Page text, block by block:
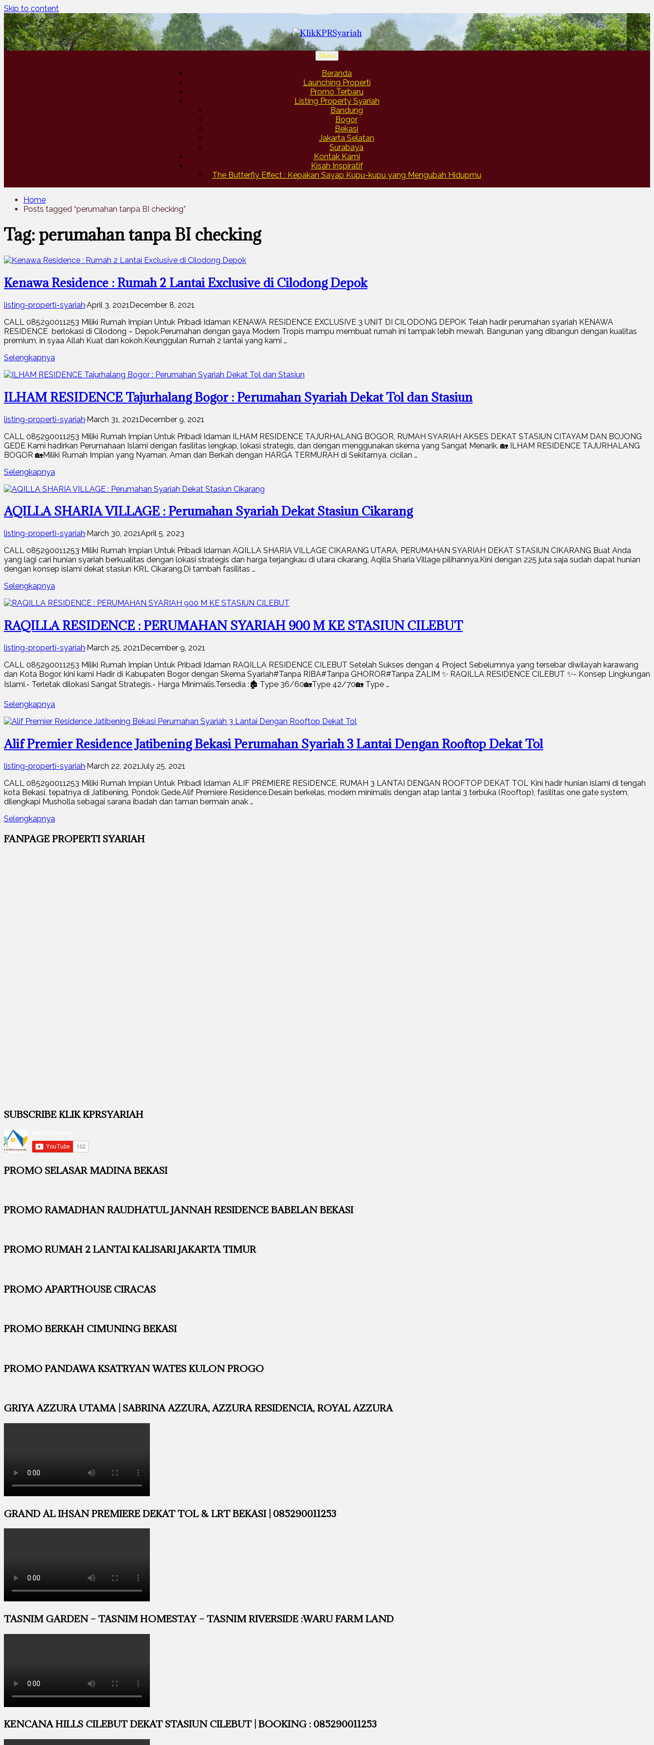
Skip to content
Menu
Beranda
Launching Properti
Promo Terbaru
Listing Property Syariah
Bandung
Bogor
Bekasi
Jakarta Selatan
Surabaya
Kontak Kami
Kisah Inspiratif
The Butterfly Effect : Kepakan Sayap Kupu-kupu yang Mengubah Hidupmu
Home
Posts tagged “perumahan tanpa BI checking”
Tag: perumahan tanpa BI checking
Kenawa Residence : Rumah 2 Lantai Exclusive di Cilodong Depok
listing-properti-syariah·April 3, 2021 December 8, 2021
CALL 085290011253 Miliki Rumah Impian Untuk Pribadi Idaman KENAWA RESIDENCE EXCLUSIVE 3 UNIT DI CILODONG DEPOK Telah hadir perumahan syariah KENAWA
RESIDENCE berlokasi di Cilodong – Depok.Perumahan dengan gaya Modern Tropis mampu membuat rumah ini tampak lebih mewah. Bangunan yang dibangun dengan kualitas
premium, in syaa Allah Kuat dan kokoh.Keunggulan Rumah 2 lantai yang kami …
Selengkapnya
ILHAM RESIDENCE Tajurhalang Bogor : Perumahan Syariah Dekat Tol dan Stasiun
listing-properti-syariah·March 31, 2021 December 9, 2021
CALL 085290011253 Miliki Rumah Impian Untuk Pribadi Idaman ILHAM RESIDENCE TAJURHALANG BOGOR, RUMAH SYARIAH AKSES DEKAT STASIUN CITAYAM DAN BOJONG
GEDE Kami hadirkan Perumahaan Islami dengan fasilitas lengkap, lokasi strategis, dan dengan menggunakan skema yang Sangat Menarik. 🏡 ILHAM RESIDENCE TAJURHALANG
BOGOR 🏡Miliki Rumah Impian yang Nyaman, Aman dan Berkah dengan HARGA TERMURAH di Sekitarnya, cicilan …
Selengkapnya
AQILLA SHARIA VILLAGE : Perumahan Syariah Dekat Stasiun Cikarang
listing-properti-syariah· March 30, 2021April 5, 2023
CALL 085290011253 Miliki Rumah Impian Untuk Pribadi Idaman AQILLA SHARIA VILLAGE CIKARANG UTARA, PERUMAHAN SYARIAH DEKAT STASIUN CIKARANG Buat Anda
yang lagi cari hunian syariah berkualitas dengan lokasi strategis dan harga terjangkau di utara cikarang, Aqilla Sharia Village pilihannya.Kini dengan 225 juta saja sudah dapat hunian
dengan konsep islami dekat stasiun KRL Cikarang.Di tambah fasilitas …
Selengkapnya
RAQILLA RESIDENCE : PERUMAHAN SYARIAH 900 M KE STASIUN CILEBUT
listing-properti-syariah·March 25, 2021December 9, 2021
CALL 085290011253 Miliki Rumah Impian Untuk Pribadi Idaman RAQILLA RESIDENCE CILEBUT Setelah Sukses dengan 4 Project Sebelumnya yang tersebar diwilayah karawang
dan Kota Bogor, kini kami Hadir di Kabupaten Bogor dengan Skema Syariah#Tanpa RIBA#Tanpa GHOROR#Tanpa ZALIM ✨ RAQILLA RESIDENCE CILEBUT ✨- Konsep Lingkungan
Islami.- Terletak dilokasi Sangat Strategis.- Harga Minimalis.Tersedia :🏚️ Type 36/60🏡Type 42/70🏡 Type …
Selengkapnya
Alif Premier Residence Jatibening Bekasi Perumahan Syariah 3 Lantai Dengan Rooftop Dekat Tol
listing-properti-syariah·March 22, 2021July 25, 2021
CALL 085290011253 Miliki Rumah Impian Untuk Pribadi Idaman ALIF PREMIERE RESIDENCE, RUMAH 3 LANTAI DENGAN ROOFTOP DEKAT TOL Kini hadir hunian islami di tengah
kota Bekasi, tepatnya di Jatibening, Pondok Gede.Alif Premiere Residence.Desain berkelas, modern minimalis dengan atap lantai 3 terbuka (Rooftop), fasilitas one gate system,
dilengkapi Musholla sebagai sarana ibadah dan taman bermain anak …
Selengkapnya
FANPAGE PROPERTI SYARIAH
SUBSCRIBE KLIK KPRSYARIAH
PROMO SELASAR MADINA BEKASI
PROMO RAMADHAN RAUDHATUL JANNAH RESIDENCE BABELAN BEKASI
PROMO RUMAH 2 LANTAI KALISARI JAKARTA TIMUR
PROMO APARTHOUSE CIRACAS
PROMO BERKAH CIMUNING BEKASI
PROMO PANDAWA KSATRYAN WATES KULON PROGO
GRIYA AZZURA UTAMA | SABRINA AZZURA, AZZURA RESIDENCIA, ROYAL AZZURA
GRAND AL IHSAN PREMIERE DEKAT TOL & LRT BEKASI | 085290011253
TASNIM GARDEN – TASNIM HOMESTAY – TASNIM RIVERSIDE :WARU FARM LAND
KENCANA HILLS CILEBUT DEKAT STASIUN CILEBUT | BOOKING : 085290011253